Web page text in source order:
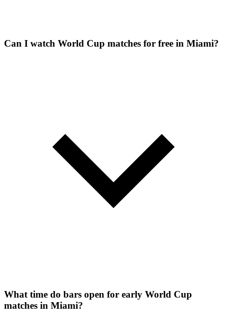
Can I watch World Cup matches for free in Miami?
What time do bars open for early World Cup
matches in Miami?